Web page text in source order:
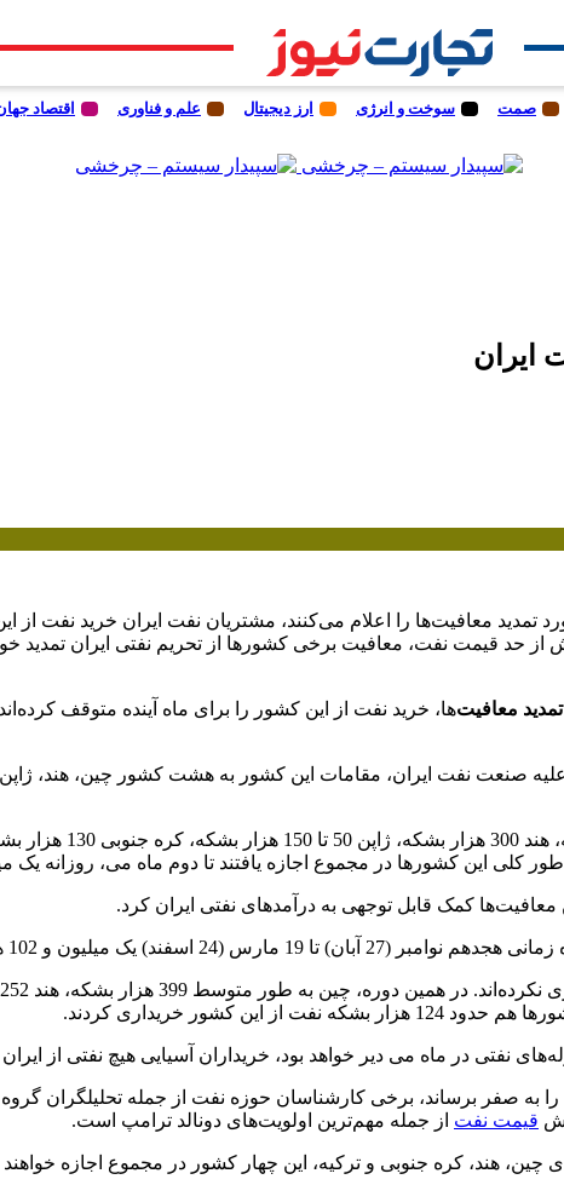
صمت سوخت و انرژی ارز دیجیتال علم و فناوری اقتصاد
معافیت‌ها را اعلام می‌کنند، مشتریان نفت ایران خرید نفت از
از حد قیمت نفت، معافیت برخی کشورها از تحریم نفتی ایران تمدید
تمدید معافیت‌
کمک قابل توجهی به درآمدهای نفتی ایران کرد.
نفتی در ماه می دیر خواهد بود، خریداران آسیایی هیچ نفتی از ایران
قیمت نفت از جمله مهم‌ترین اولویت‌های دونالد ترامپ است.
چین، هند، کره جنوبی و ترکیه، این چهار کشور در مجموع اجازه خواهند یافت 800 هزار بشکه نفت از ایران